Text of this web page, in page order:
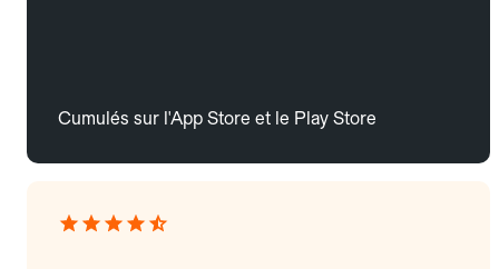
Cumulés sur l'App Store et le Play Store